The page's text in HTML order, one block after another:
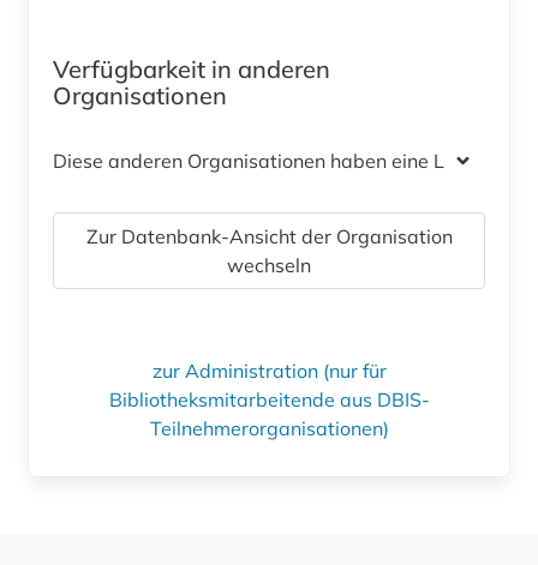
Verfügbarkeit in anderen
Organisationen
Diese anderen Organisationen haben eine Lizenz
Zur Datenbank-Ansicht der Organisation
wechseln
zur Administration (nur für
Bibliotheksmitarbeitende aus DBIS-
Teilnehmerorganisationen)